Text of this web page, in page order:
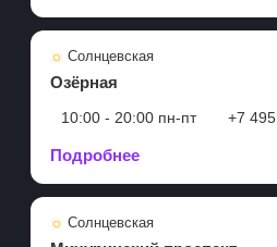
Солнцевская
Озёрная
10:00 - 20:00 пн-пт +7
Подробнее
Солнцевская